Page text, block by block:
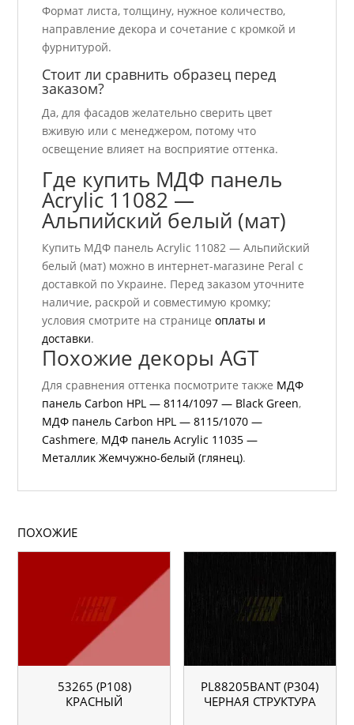
Формат листа, толщину, нужное количество,
направление декора и сочетание с кромкой и
фурнитурой.
Стоит ли сравнить образец перед
заказом?
Да, для фасадов желательно сверить цвет
вживую или с менеджером, потому что
освещение влияет на восприятие оттенка.
Где купить МДФ панель
Acrylic 11082 —
Альпийский белый (мат)
Купить МДФ панель Acrylic 11082 — Альпийский
белый (мат) можно в интернет-магазине Peral с
доставкой по Украине. Перед заказом уточните
наличие, раскрой и совместимую кромку;
условия смотрите на страницеоплаты и
доставки.
Похожие декоры AGT
Для сравнения оттенка посмотрите также МДФ
панель Carbon HPL — 8114/1097 — Black Green,
МДФ панель Carbon HPL — 8115/1070 —
Cashmere, МДФ панель Acrylic 11035 —
Металлик Жемчужно-белый (глянец).
ПОХОЖИЕ
53265 (P108)
КРАСНЫЙ
PL88205BANT (P304)
ЧЕРНАЯ СТРУКТУРА